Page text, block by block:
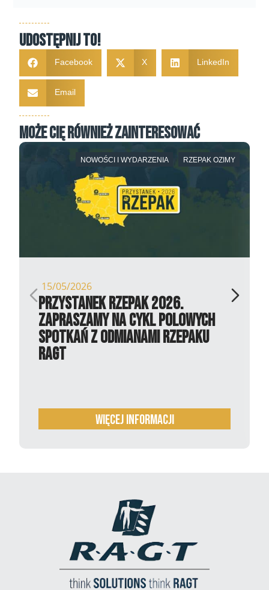
Udostępnij to!
Facebook X LinkedIn
Email
Może Cię również zainteresować
NOWOŚCI I WYDARZENIA RZEPAK OZIMY
15/05/2026
Przystanek Rzepak 2026.
Zapraszamy na cykl polowych
spotkań z odmianami rzepaku
RAGT
więcej informacji